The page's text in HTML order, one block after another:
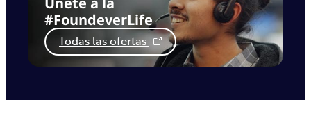
#FoundeverLife
Todas las ofertas